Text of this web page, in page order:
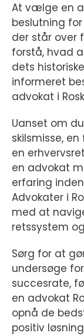
At vælge en
beslutning
der står over
forstå, hvad
dets
informeret
advokat i
Uanset om
skilsmisse,
en
en advokat
erfaring
Advokater i
med at
retssystem
Sørg for at
undersøge
succesrate,
en advokat
opnå de
positiv